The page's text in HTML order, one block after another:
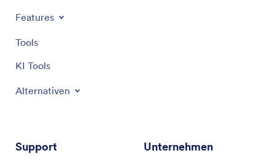
Features
Tools
KI Tools
Alternativen
Support Unternehmen